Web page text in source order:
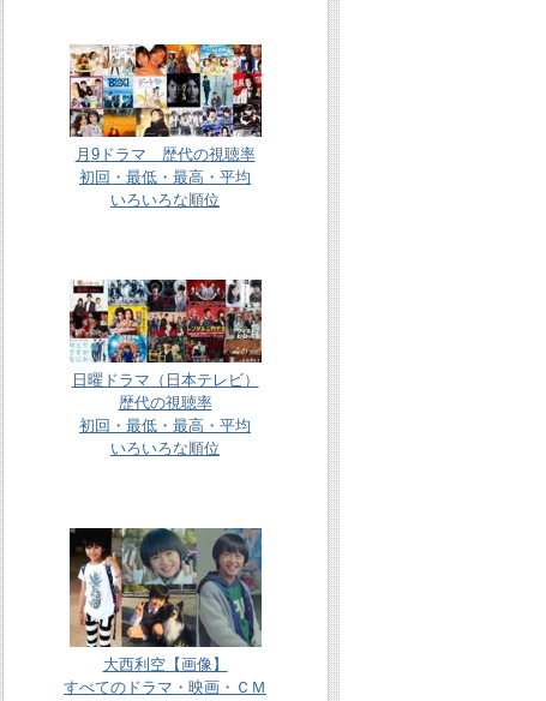
月9ドラマ 歴代の視聴率
初回・最低・最高・平均
いろいろな順位
日曜ドラマ（日本テレビ）
歴代の視聴率
初回・最低・最高・平均
いろいろな順位
大西利空【画像】
すべてのドラマ・映画・ＣＭ